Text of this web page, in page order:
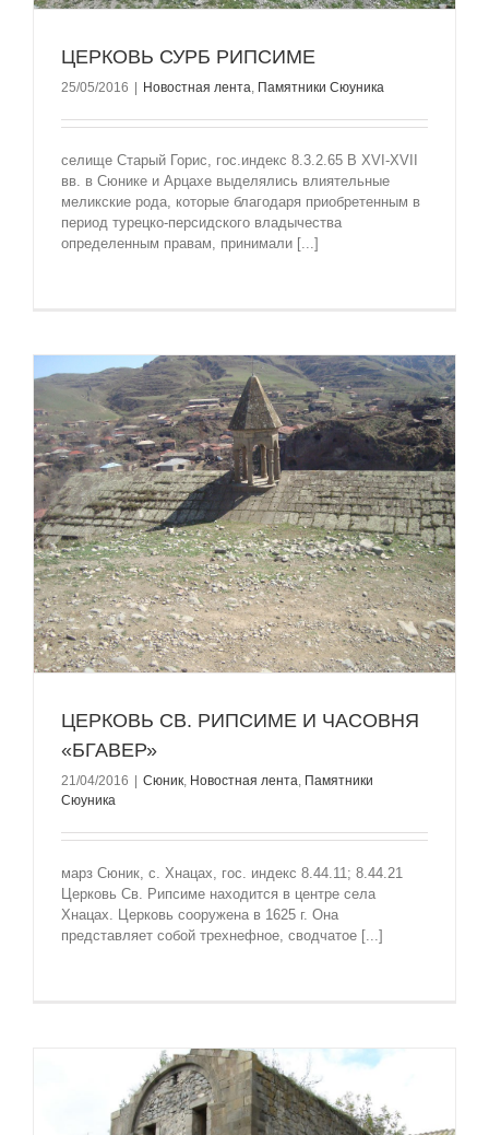
ЦЕРКОВЬ СУРБ РИПСИМЕ
25/05/2016 Новостная лента, Памятники Сюуника
селище Старый Горис, гос.индекс 8.3.2.65 В XVI-XVII
вв. в Сюнике и Арцахе выделялись влиятельные
меликские рода, которые благодаря приобретенным в
период турецко-персидского владычества
определенным правам, принимали [...]
ЦЕРКОВЬ СВ. РИПСИМЕ И ЧАСОВНЯ
«БГАВЕР»
21/04/2016 Сюник, Новостная лента, Памятники
Сюуника
марз Сюник, с. Хнацах, гос. индекс 8.44.11; 8.44.21
Церковь Св. Рипсиме находится в центре села
Хнацах. Церковь сооружена в 1625 г. Она
представляет собой трехнефное, сводчатое [...]